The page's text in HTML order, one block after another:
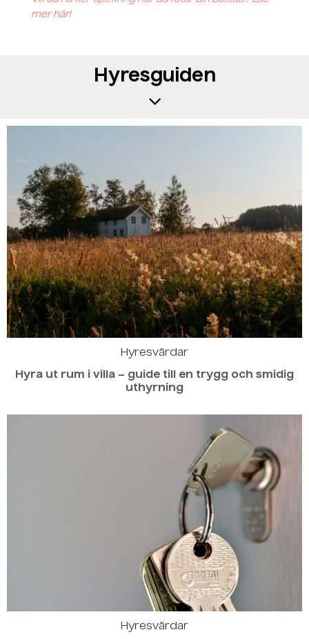
mer här!
Hyresguiden
Hyresvärdar
Hyra ut rum i villa – guide till en trygg och smidig
uthyrning
Hyresvärdar